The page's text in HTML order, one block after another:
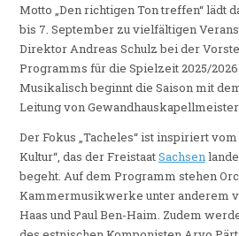
Motto „Den richtigen Ton treffen“ lädt
bis 7. September zu vielfältigen
Direktor Andreas Schulz bei der
Programms für die Spielzeit 2025/
Musikalisch beginnt die Saison mit
Leitung von
Der Fokus „Tacheles“ ist inspiriert
Kultur“, das der FreistaatSachsen
begeht. Auf dem Programm stehen
Kammermusikwerke unter anderem
Haas und Paul Ben-Haim. Zudem